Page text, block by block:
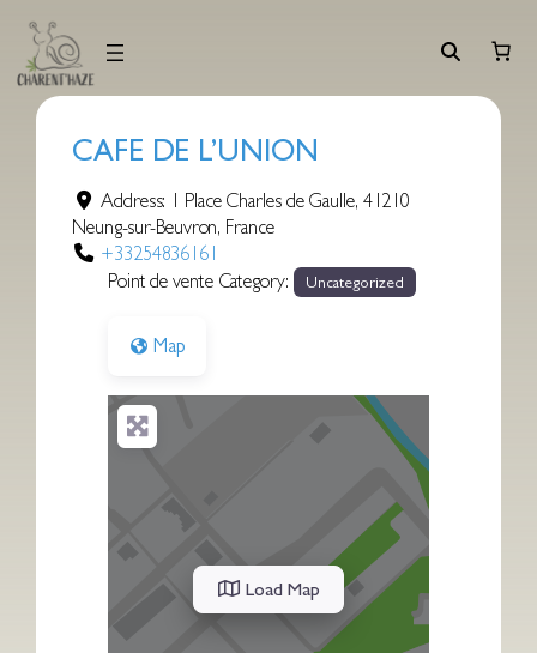
contenu
CAFE DE L’UNION
Address: 1 Place Charles de Gaulle, 41210
Neung-sur-Beuvron, France
+33254836161
Point de vente Category:
Uncategorized
Map
Load Map